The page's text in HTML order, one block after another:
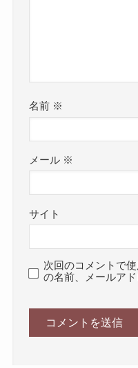
名前 ※
メール ※
サイト
次回のコメントで
の名前、メールア